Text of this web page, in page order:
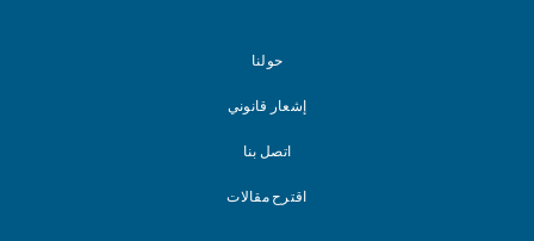
حولنا
إشعار قانوني
اتصل بنا
اقترح مقالات